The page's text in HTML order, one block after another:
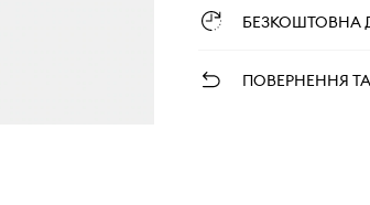
БЕЗКОШТОВНА
ПОВЕРНЕННЯ